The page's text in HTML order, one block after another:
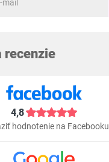
recenzie
4,8
hodnotenie na Facebooku